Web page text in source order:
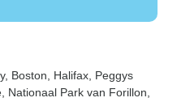
, Boston , Halifax , Peggys
, Nationaal Park van Forillon